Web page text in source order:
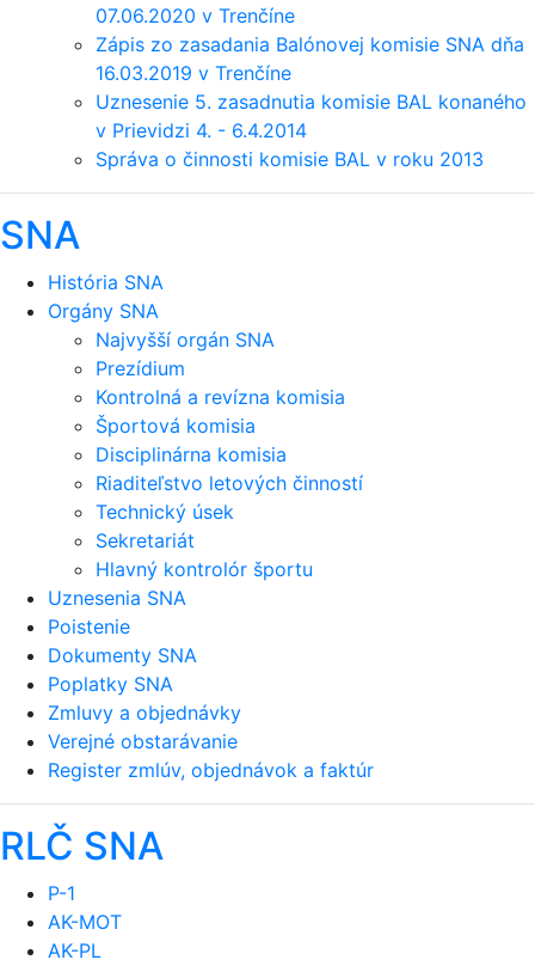
07.06.2020 v Trenčíne
Zápis zo zasadania Balónovej komisie SNA dňa
16.03.2019 v Trenčíne
Uznesenie 5. zasadnutia komisie BAL konaného
v Prievidzi 4. - 6.4.2014
Správa o činnosti komisie BAL v roku 2013
SNA
História SNA
Orgány SNA
Najvyšší orgán SNA
Prezídium
Kontrolná a revízna komisia
Športová komisia
Disciplinárna komisia
Riaditeľstvo letových činností
Technický úsek
Sekretariát
Hlavný kontrolór športu
Uznesenia SNA
Poistenie
Dokumenty SNA
Poplatky SNA
Zmluvy a objednávky
Verejné obstarávanie
Register zmlúv, objednávok a faktúr
RLČ SNA
P-1
AK-MOT
AK-PL